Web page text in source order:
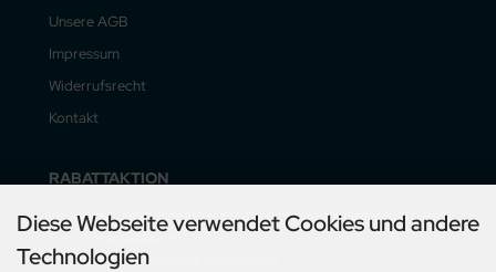
Unsere AGB
Impressum
Widerrufsrecht
Kontakt
RABATTAKTION
Im August und September erhalten Sie 5% Mengenrabatt ab
€ 60,- Bestellwert!!!
(mit Vorauskasserabatt sind es 8%).
Diese Webseite verwendet Cookies und andere
Technologien